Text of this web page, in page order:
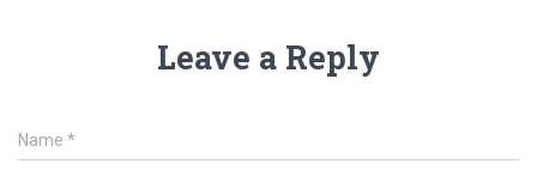
Leave a Reply
Name *